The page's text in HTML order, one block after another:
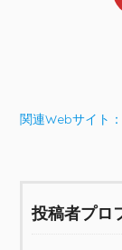
関連Webサイト
投稿者プロ